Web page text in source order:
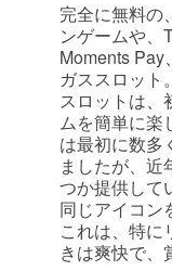
完全に無料の
ンゲームや、
Moments Pay
ガススロット
スロットは、
ムを簡単に楽
は最初に数多
ましたが、近
つか提供して
同じアイコン
これは、特に
きは爽快で、